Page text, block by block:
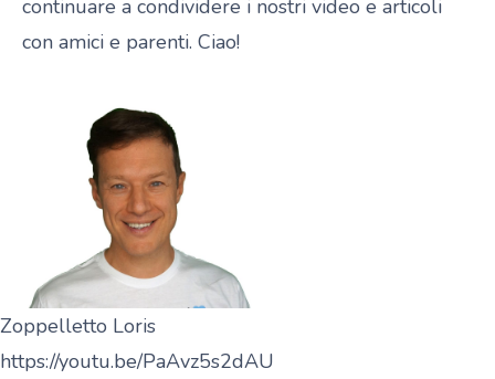
continuare a condividere i nostri video e articoli
con amici e parenti. Ciao!
Zoppelletto Loris
https://youtu.be/PaAvz5s2dAU